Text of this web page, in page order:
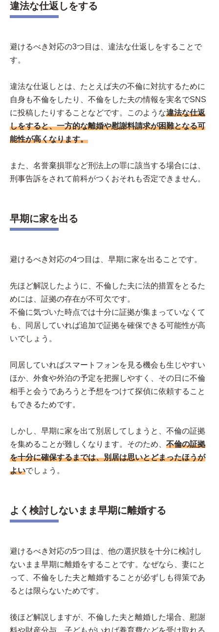
違法な仕返しをする
避けるべき対応の3つ目は、違法な仕返しをすることで
す。
違法な仕返しとは、たとえば夫の不倫に対抗するために
自身も不倫をしたり、不倫をした夫の情報を実名でSNS
に投稿したりすることなどです。このような違法な仕返
しをすると、一方的な離婚や慰謝料請求が困難となる可
能性が高くなります。
また、名誉棄損罪など刑法上の罪に該当する場合には、
刑事告訴をされて前科がつくおそれも否定できません。
早期に家を出る
避けるべき対応の4つ目は、早期に家を出ることです。
先ほど解説したように、不倫した夫に法的措置をとるた
めには、証拠の存在が不可欠です。
不倫に気づいた時点では十分に証拠が集まっていなくて
も、同居していれば追加で証拠を確保できる可能性が高
いでしょう。
同居していればスマートフォンを見る機会も生じやすい
ほか、外食や外泊の予定を把握しやすく、その日に不倫
相手と会うであろうと予想をつけて探偵に依頼すること
もできるためです。
しかし、早期に家を出て別居してしまうと、不倫の証拠
を集めることが難しくなります。そのため、 不倫の証拠
を十分に確保するまでは、別居は思いとどまったほうが
よいでしょう。
よく検討しないまま早期に離婚する
避けるべき対応の5つ目は、他の選択肢を十分に検討し
ないまま早期に離婚をすることです。なぜなら、妻にと
って、不倫をした夫と離婚することが必ずしも得策であ
るとは限らないためです。
後ほど解説しますが、不倫した夫と離婚した場合、慰謝
料や財産分与、子どもがいれば養育費などを受け取れる